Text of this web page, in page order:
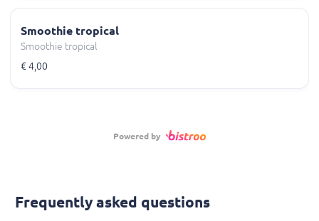
Smoothie tropical
Smoothie tropical
€ 4,00
Powered by
Frequently asked questions